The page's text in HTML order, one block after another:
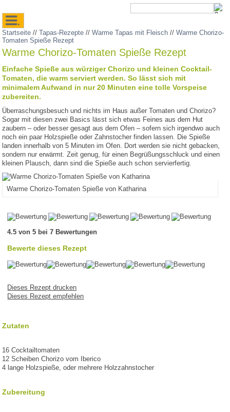
.
Startseite //Tapas-Rezepte //Warme Tapas mit Fleisch //Warme Chorizo-
Tomaten Spieße Rezept
Warme Chorizo-Tomaten Spieße Rezept
Einfache Spieße aus würziger Chorizo und kleinen Cocktail-
Tomaten, die warm serviert werden. So lässt sich mit
minimalem Aufwand in nur 20 Minuten eine tolle Vorspeise
zubereiten.
Überraschungsbesuch und nichts im Haus außer Tomaten und Chorizo?
Sogar mit diesen zwei Basics lässt sich etwas Feines aus dem Hut
zaubern – oder besser gesagt aus dem Ofen – sofern sich irgendwo auch
noch ein paar Holzspieße oder Zahnstocher finden lassen. Die Spieße
landen innerhalb von 5 Minuten im Ofen. Dort werden sie nicht gebacken,
sondern nur erwärmt. Zeit genug, für einen Begrüßungsschluck und einen
kleinen Plausch, dann sind die Spieße auch schon servierfertig.
Warme Chorizo-Tomaten Spieße von Katharina
4.5 von 5 bei 7 Bewertungen
Bewerte dieses Rezept
Dieses Rezept drucken
Dieses Rezept empfehlen
Zutaten
16 Cocktailtomaten
12 Scheiben Chorizo vom Iberico
4 lange Holzspieße, oder mehrere Holzzahnstocher
Zubereitung